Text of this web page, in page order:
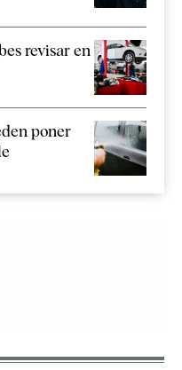
revisar en
poner